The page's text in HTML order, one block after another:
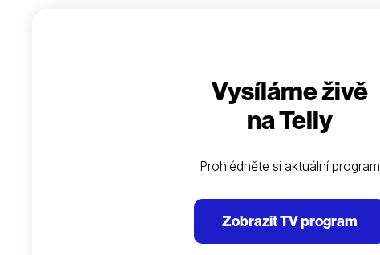
Vysíláme živě
na Telly
Prohlédněte si aktuální program
Zobrazit TV program